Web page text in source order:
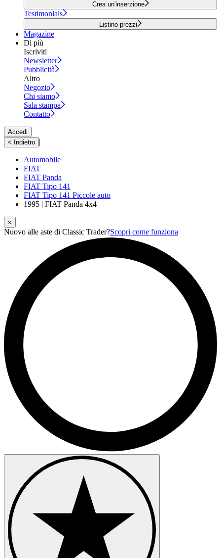
Crea un'inserzione
Testimonials
Listino prezzi
Magazine
Di più
Iscriviti
Newsletter
Pubblicità
Altro
Negozio
Chi siamo
Sala stampa
Contatto
Accedi
< Indietro |
Automobile
FIAT
FIAT Panda
FIAT Tipo 141
FIAT Tipo 141 Piccole auto
1995 | FIAT Panda 4x4
⨉
Nuovo alle aste di Classic Trader?Scopri come funziona